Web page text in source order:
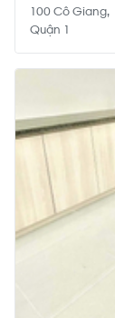
100 Cô Giang
Quận 1